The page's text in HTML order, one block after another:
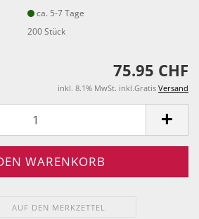
ca. 5-7 Tage
200Stück
75.95 CHF
inkl. 8.1% MwSt. inkl.Gratis Versand
AUF DEN MERKZETTEL